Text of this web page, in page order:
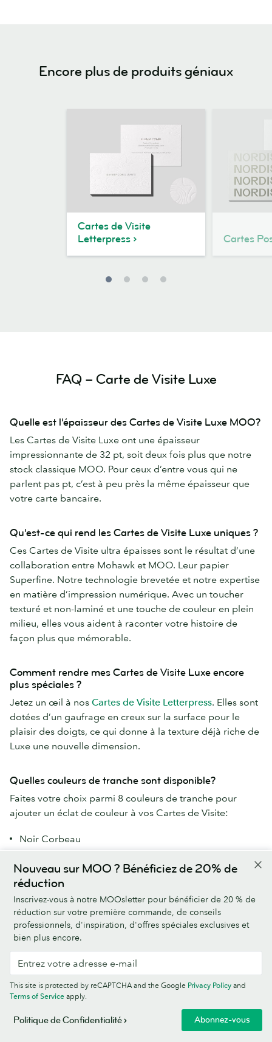
Encore plus de produits géniaux
Cartes de Visite
Letterpress
Cartes
FAQ – Carte de Visite Luxe
Quelle est l’épaisseur des Cartes de Visite Luxe MOO?
Les Cartes de Visite Luxe ont une épaisseur
impressionnante de 32 pt, soit deux fois plus que notre
stock classique MOO. Pour ceux d’entre vous qui ne
parlent pas pt, c’est à peu près la même épaisseur que
votre carte bancaire.
Qu’est-ce qui rend les Cartes de Visite Luxe uniques ?
Ces Cartes de Visite ultra épaisses sont le résultat d’une
collaboration entre Mohawk et MOO. Leur papier
Superfine. Notre technologie brevetée et notre expertise
en matière d’impression numérique. Avec un toucher
texturé et non-laminé et une touche de couleur en plein
milieu, elles vous aident à raconter votre histoire de
façon plus que mémorable.
Comment rendre mes Cartes de Visite Luxe encore
plus spéciales ?
Jetez un œil à nos Cartes de Visite Letterpress. Elles sont
dotées d’un gaufrage en creux sur la surface pour le
plaisir des doigts, ce qui donne à la texture déjà riche de
Luxe une nouvelle dimension.
Quelles couleurs de tranche sont disponible?
Faites votre choix parmi 8 couleurs de tranche pour
ajouter un éclat de couleur à vos Cartes de Visite:
Noir Corbeau
Bleu Océan
Blanc Polaire
Vert Forêt
Jaune Soleil
Orange Tigre
Rose Clair
Quelles sont les tailles disponibles pour les Cartes de
Visite Luxe?
Nos Cartes de Visite Luxe sont disponibles dans les
formats suivants:
Nouveau sur MOO ? Bénéficiez de 20% de
réduction
Inscrivez-vous à notre MOOsletter pour bénéficier de 20 % de
réduction sur votre première commande, de conseils
professionnels, d'inspiration, d'offres spéciales exclusives et
bien plus encore.
Abonnez-vous
This site is protected by reCAPTCHA and the Google Privacy Policy and
Terms of Service apply.
Politique de Confidentialité